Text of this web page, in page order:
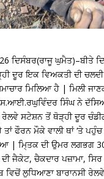
ਦਿਸੰਬਰ(ਰਾਜੂ ਘੁਮੈਤ)–ਬੀਤੇ
ਦੂਰ ਇਕ ਵਿਅਕਤੀ ਦੀ ਚਲਦੀ
ਮਿਲਿਆ ਹੈ | ਮਿਲੀ
ਸਿੰਘ ਨੇ
ਰੇਲਵੇ ਸਟੇਸ਼ਨ ਤੋਂ ਥੋੜ੍ਹੀ ਦੂਰ
ਤਾਂ ਫੌਰਨ ਮੌਕੇ ਵਾਲੀ ਥਾਂ ‘ਤੇ
| ਮਿ੍ਤਕ ਦੀ ਉਮਰ ਲਗਭਗ
ਜੈਕੇਟ, ਚੈਕਦਾਰ ਪਜ਼ਾਮਾ,
ਲੁਧਿਆਣਾ ਬਾਰਾਨਸੀ